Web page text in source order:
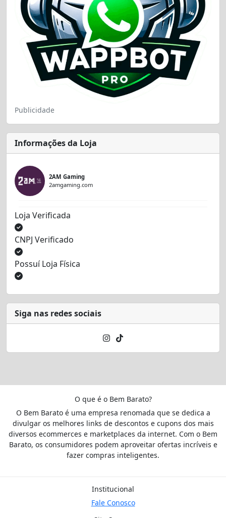
Publicidade
Informações da Loja
2AM Gaming
2amgaming.com
Loja Verificada
CNPJ Verificado
Possuí Loja Física
Siga nas redes sociais
O que é o Bem Barato?
O Bem Barato é uma empresa renomada que se dedica a
divulgar os melhores links de descontos e cupons dos mais
diversos ecommerces e marketplaces da internet. Com o Bem
Barato, os consumidores podem aproveitar ofertas incríveis e
fazer compras inteligentes.
Institucional
Fale Conosco